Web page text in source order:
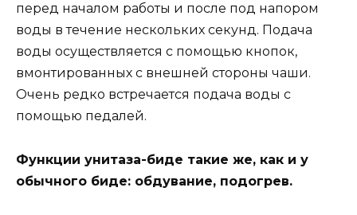
перед началом работы и после под напором
воды в течение нескольких секунд. Подача
воды осуществляется с помощью кнопок,
вмонтированных с внешней стороны чаши.
Очень редко встречается подача воды с
помощью педалей.
Функции унитаза-биде такие же, как и у
обычного биде: обдувание, подогрев.